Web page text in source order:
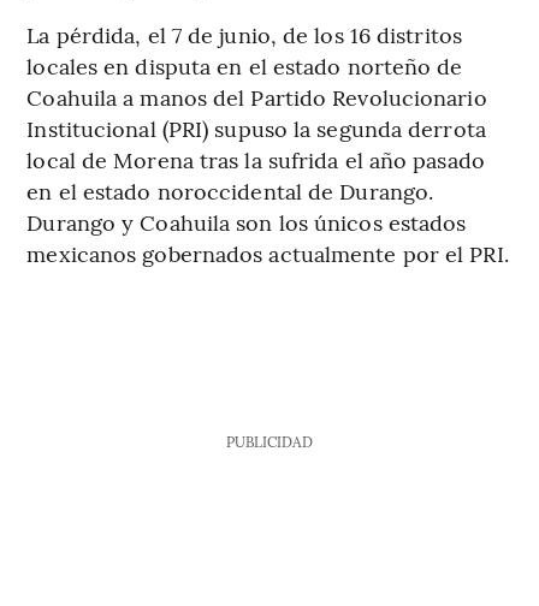
La pérdida, el 7 de junio, de los 16 distritos
locales en disputa en el estado norteño de
Coahuila a manos del Partido Revolucionario
Institucional (PRI) supuso la segunda derrota
local de Morena tras la sufrida el año pasado
en el estado noroccidental de Durango.
Durango y Coahuila son los únicos estados
mexicanos gobernados actualmente por el PRI.
PUBLICIDAD